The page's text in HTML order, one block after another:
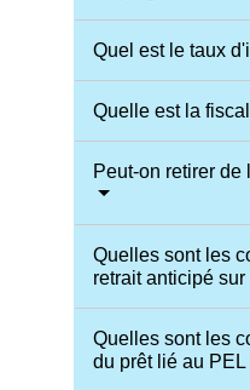
Quel est le taux
Quelle est la
Peut-on retirer de
Quelles sont les
retrait anticipé
Quelles sont les
du prêt lié au PEL